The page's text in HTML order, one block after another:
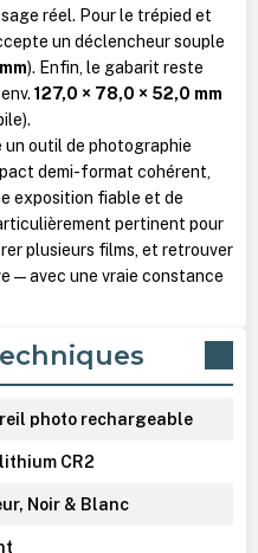
réel. Pour le trépied et
un déclencheur souple
). Enfin, le gabarit reste
127,0 × 78,0 × 52,0 mm
un outil de photographie
demi-format cohérent,
exposition fiable et de
pertinent pour
plusieurs films, et retrouver
— avec une vraie constance
photo rechargeable
CR2
Noir & Blanc